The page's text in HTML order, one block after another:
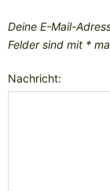
Deine E-Mail-
Felder sind mit *
Nachricht: